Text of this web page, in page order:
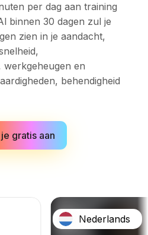
per dag aan training
binnen 30 dagen zul je
zien in je aandacht,
werkgeheugen en
behendigheid
gratis aan
Nederlands